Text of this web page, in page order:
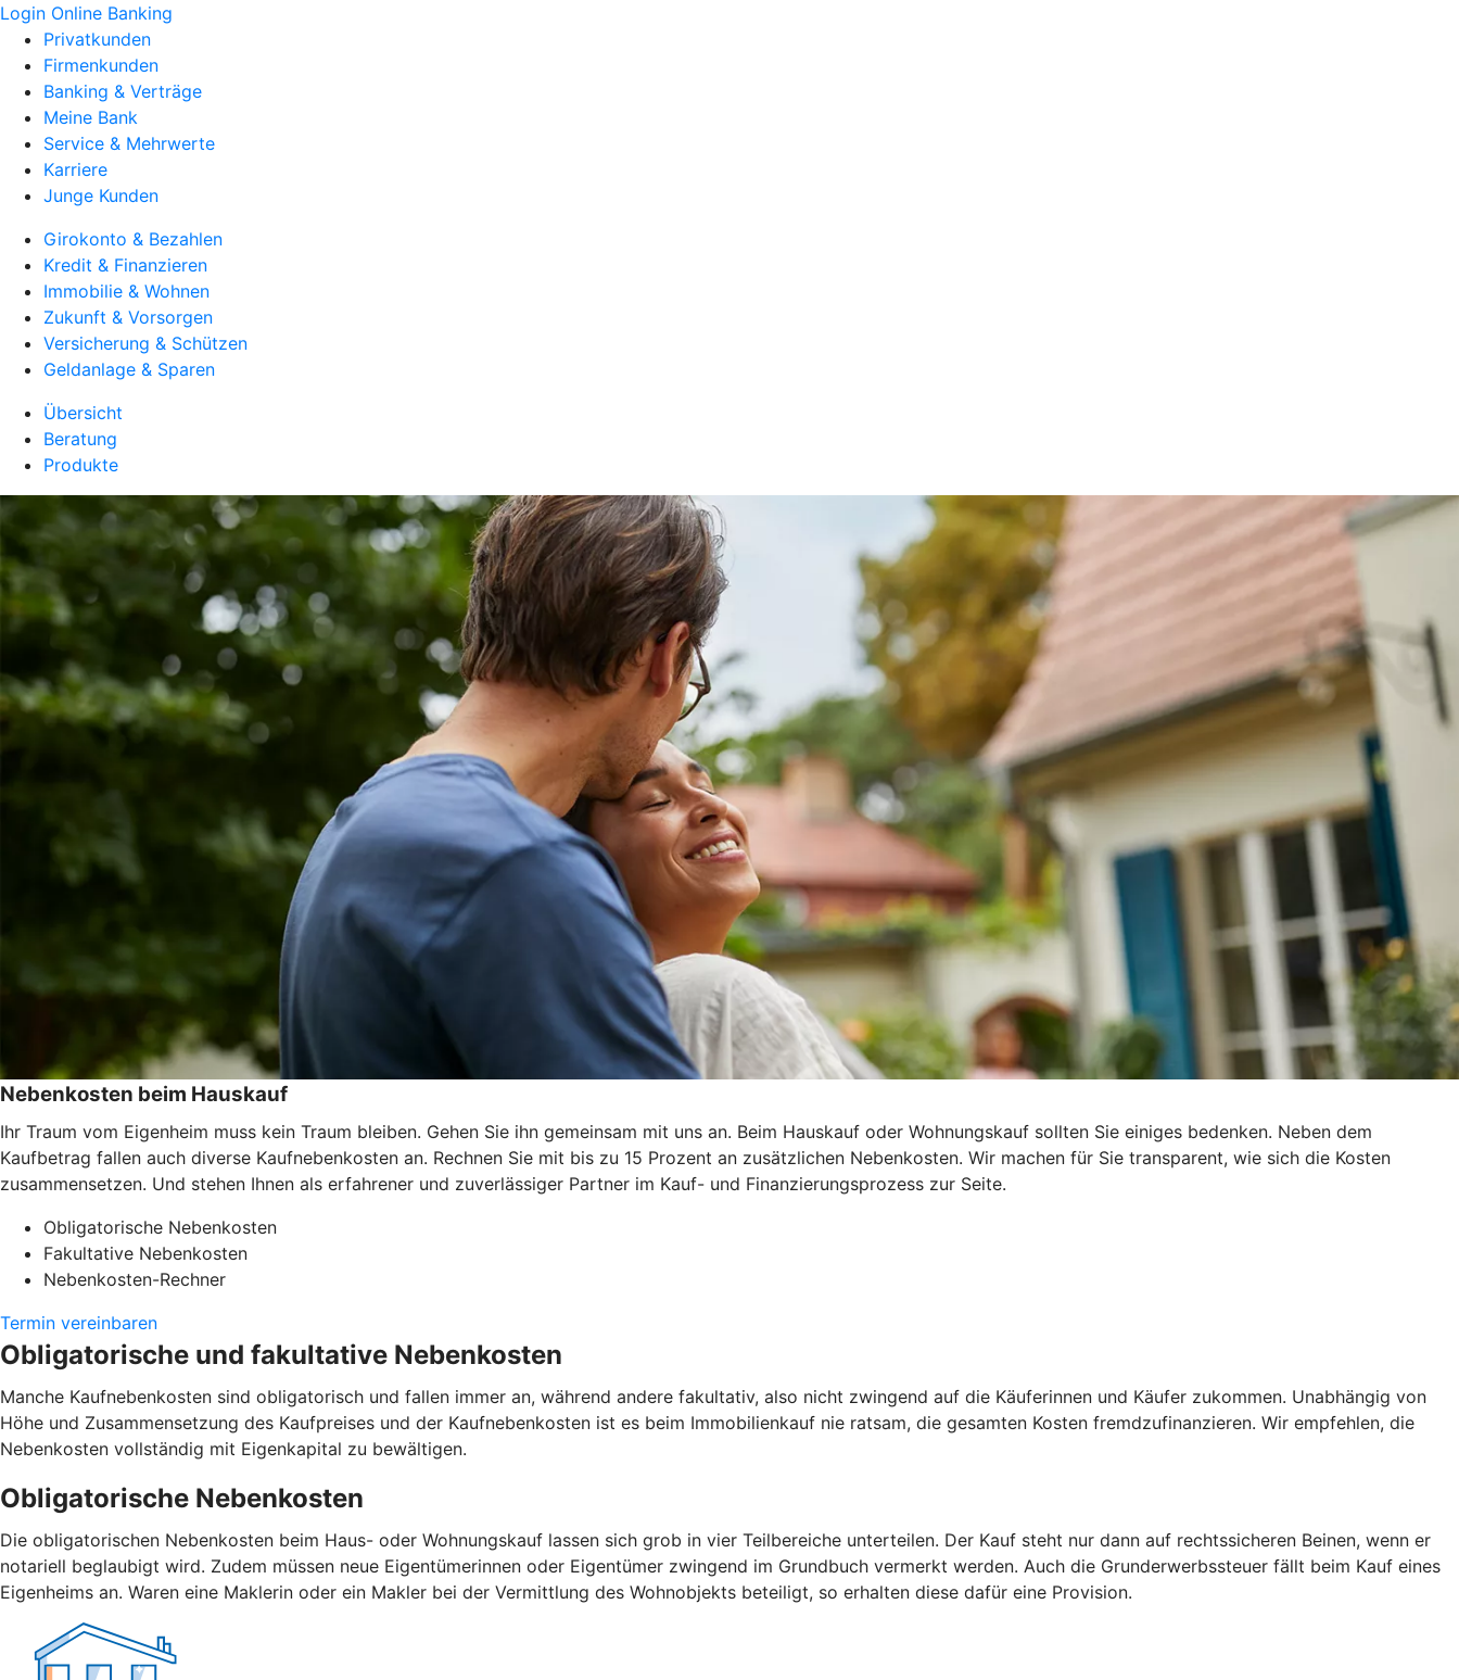
Login Online Banking
Privatkunden
Firmenkunden
Banking & Verträge
Meine Bank
Service & Mehrwerte
Karriere
Junge Kunden
Girokonto & Bezahlen
Kredit & Finanzieren
Immobilie & Wohnen
Zukunft & Vorsorgen
Versicherung & Schützen
Geldanlage & Sparen
Übersicht
Beratung
Produkte
Nebenkosten beim Hauskauf
Ihr Traum vom Eigenheim muss kein Traum bleiben. Gehen Sie ihn gemeinsam mit uns an. Beim Hauskauf oder Wohnungskauf sollten Sie einiges bedenken. Neben dem
Kaufbetrag fallen auch diverse Kaufnebenkosten an. Rechnen Sie mit bis zu 15 Prozent an zusätzlichen Nebenkosten. Wir machen für Sie transparent, wie sich die Kosten
zusammensetzen. Und stehen Ihnen als erfahrener und zuverlässiger Partner im Kauf- und Finanzierungsprozess zur Seite.
Obligatorische Nebenkosten
Fakultative Nebenkosten
Nebenkosten-Rechner
Termin vereinbaren
Obligatorische und fakultative Nebenkosten
Manche Kaufnebenkosten sind obligatorisch und fallen immer an, während andere fakultativ, also nicht zwingend auf die Käuferinnen und Käufer zukommen. Unabhängig von
Höhe und Zusammensetzung des Kaufpreises und der Kaufnebenkosten ist es beim Immobilienkauf nie ratsam, die gesamten Kosten fremdzufinanzieren. Wir empfehlen, die
Nebenkosten vollständig mit Eigenkapital zu bewältigen.
Obligatorische Nebenkosten
Die obligatorischen Nebenkosten beim Haus- oder Wohnungskauf lassen sich grob in vier Teilbereiche unterteilen. Der Kauf steht nur dann auf rechtssicheren Beinen, wenn er
notariell beglaubigt wird. Zudem müssen neue Eigentümerinnen oder Eigentümer zwingend im Grundbuch vermerkt werden. Auch die Grunderwerbssteuer fällt beim Kauf eines
Eigenheims an. Waren eine Maklerin oder ein Makler bei der Vermittlung des Wohnobjekts beteiligt, so erhalten diese dafür eine Provision.